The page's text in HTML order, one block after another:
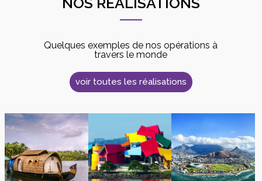
Quelques exemples de nos opérations à
travers le monde
voir toutes les réalisations